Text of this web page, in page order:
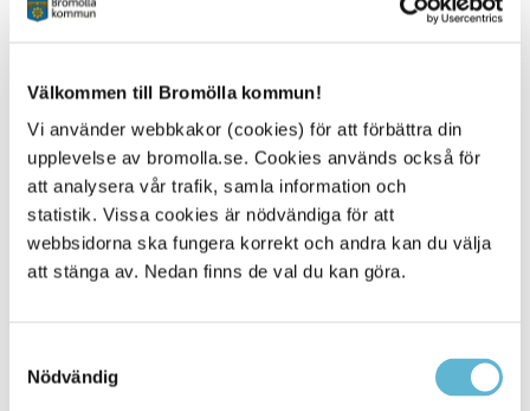
Välkommen till Bromölla kommun!
Vi använder webbkakor (cookies) för att förbättra din
upplevelse av bromolla.se. Cookies används också för
att analysera vår trafik, samla information och
statistik. Vissa cookies är nödvändiga för att
webbsidorna ska fungera korrekt och andra kan du välja
att stänga av. Nedan finns de val du kan göra.
Nödvändig
541
Alla platser